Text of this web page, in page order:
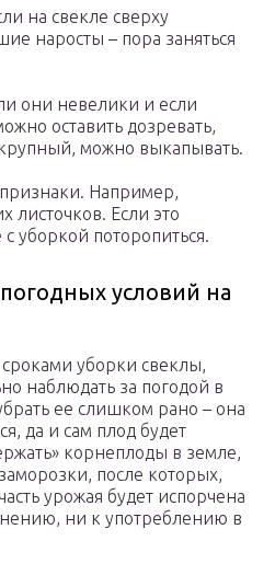
на свекле сверху
наросты – пора заняться
они невелики и если
оставить дозревать,
можно выкапывать.
Например,
листочков. Если это
уборкой поторопиться.
условий на
уборки свеклы,
наблюдать за погодой в
ее слишком рано – она
да и сам плод будет
корнеплоды в земле,
после которых,
урожая будет испорчена
ни к употреблению в